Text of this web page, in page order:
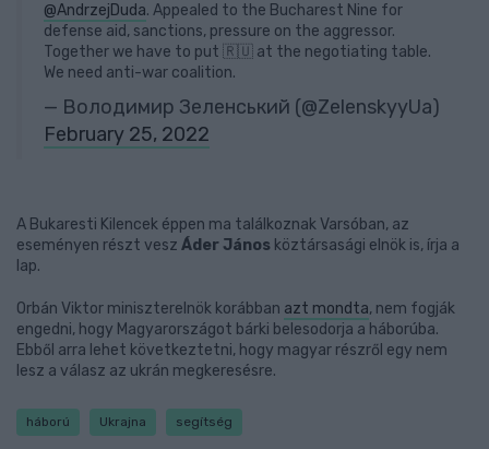
@AndrzejDuda. Appealed to the Bucharest Nine for
defense aid, sanctions, pressure on the aggressor.
Together we have to put 🇷🇺 at the negotiating table.
We need anti-war coalition.
— Володимир Зеленський (@ZelenskyyUa)
February 25, 2022
A Bukaresti Kilencek éppen ma találkoznak Varsóban, az
eseményen részt vesz Áder János köztársasági elnök is, írja a
lap.
Orbán Viktor miniszterelnök korábban azt mondta, nem fogják
engedni, hogy Magyarországot bárki belesodorja a háborúba.
Ebből arra lehet következtetni, hogy magyar részről egy nem
lesz a válasz az ukrán megkeresésre.
háború Ukrajna segítség